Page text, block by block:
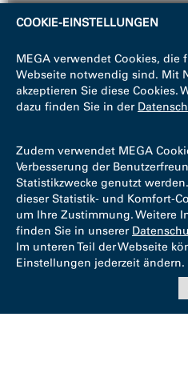
COOKIE-EINSTELLUNGEN
MEGA verwendet Cookies, die
Webseite notwendig sind. Mit
akzeptieren Sie diese Cookies.
dazu finden Sie in der
Zudem verwendet MEGA
Verbesserung der
Statistikzwecke genutzt
dieser Statistik- und Komfort-
um Ihre Zustimmung. Weitere
finden Sie in unserer
Im unteren Teil der Webseite
Einstellungen jederzeit ändern.